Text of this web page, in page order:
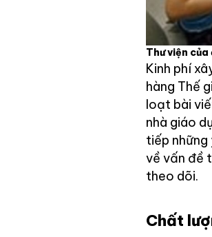
Thư viện của
Kinh phí
hàng Thế
loạt bài
nhà giáo
tiếp
về vấn đề
theo dõi.
Chất